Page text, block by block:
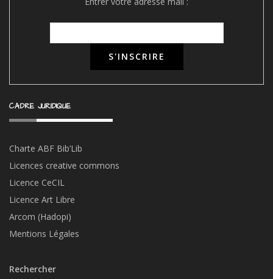
CADRE JURIDIQUE
Charte ABF Bib’Lib
Licences creative commons
Licence CeCIL
Licence Art Libre
Arcom (Hadopi)
Mentions Légales
Rechercher